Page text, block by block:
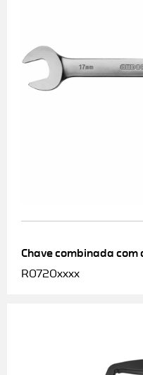
Chave combinada
R0720xxxx